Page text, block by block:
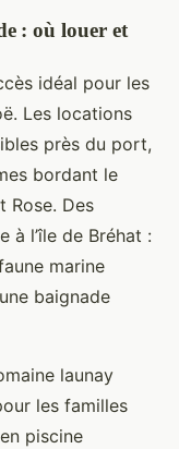
: où louer et
idéal pour les
Les locations
près du port,
bordant le
Rose. Des
à l’île de Bréhat :
marine
baignade
launay
les familles
piscine